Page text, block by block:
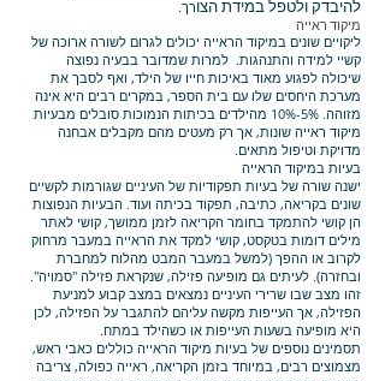
להיבדק ולטפל במידת הצורך.
מיקוד ראייה
ליקויים שונים במיקוד הראייה יכולים לגרום לשורה ארוכה של
קשיי למידה והתנהגות. למרות שמדובר בבעיה נפוצה
שיכולה לפגוע מאוד באיכות חייו של הילד, ואף לסבך את
מערכת היחסים שלו עם בית הספר, במקרים רבים היא אינה
מזוהה. 5%-10% מהילדים בכיתות הנמוכות סובלים מבעיות
מיקוד ראייה שונות, אך רק מעטים מהם מקבלים אבחנה
מדויקת וטיפול מתאים.
בעיות במיקוד הראייה
ישנה שורה של בעיות תפקודיות של העיניים שגורמות לקשיים
שונים בקריאה, כתיבה, תפקוד בכיתה ועוד. הבעיות הנפוצות
הן קושי להתמקד בחומר הקריאה לזמן ממושך, קושי לאתר
מילים דומות בטקסט, קושי למקד את הראייה במעבר מרחוק
לקרוב או ההפך (למשל במעבר המבט מהלוח למחברת
ובחזרה). לעיתים גם מופיעה פזילה, שנקראת פזילה "סמויה".
זהו מצב שבו שרירי העיניים נמצאים במצב קבוע למניעת
הפזילה, אך העייפות מקשה עליהם להתגבר על הפזילה, לכן
היא מופיעה בשעות העייפות או כשהילד במתח.
תסמינים נוספים של בעיות מיקוד הראייה כוללים כאבי ראש,
מצמוצים רבים, במיוחד בזמן הקריאה, ראייה כפולה, צריבה